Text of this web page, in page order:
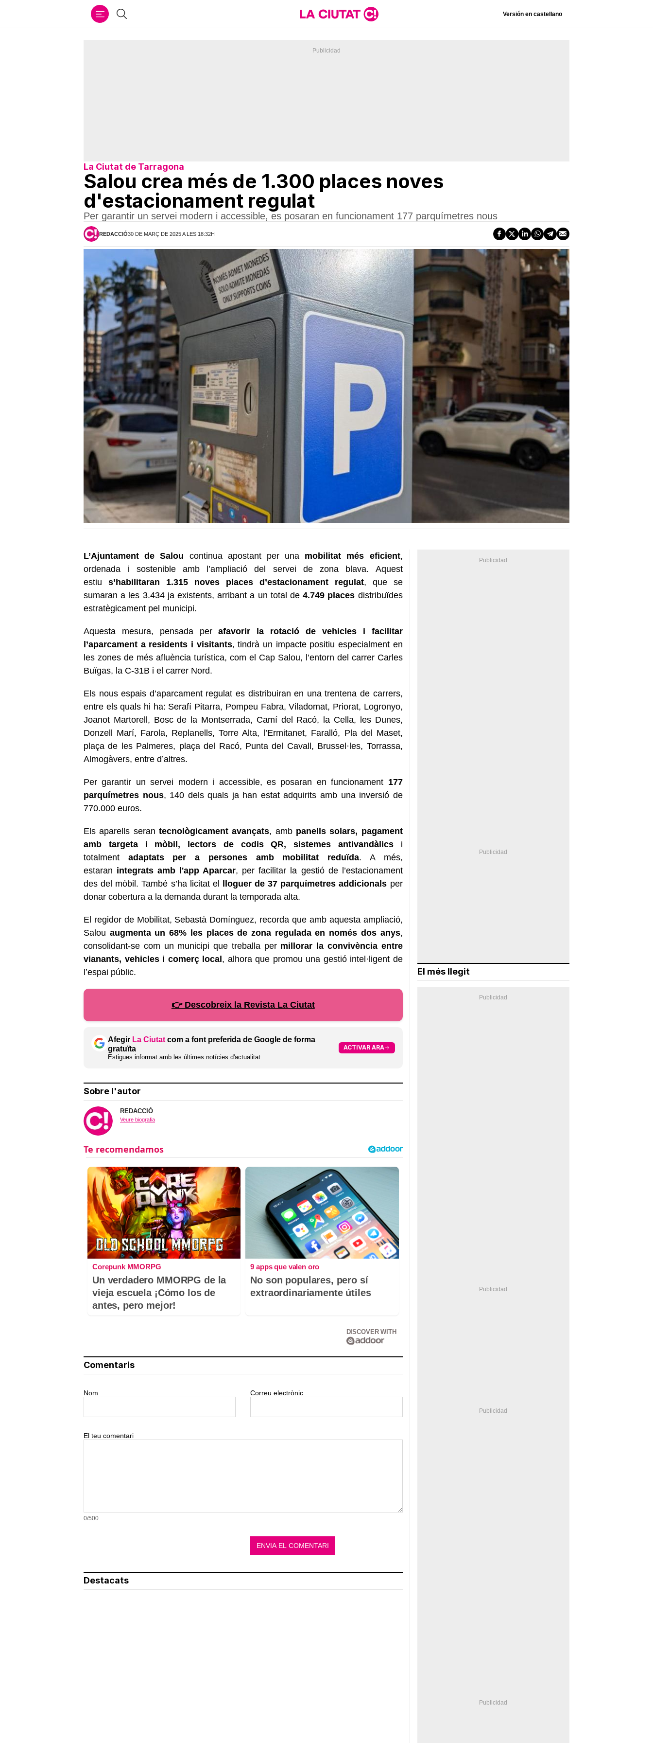
Cercar Versión en castellano
La Ciutat de Tarragona
Salou crea més de 1.300 places noves
d'estacionament regulat
Per garantir un servei modern i accessible, es posaran en funcionament 177 parquímetres nous
REDACCIÓ30 DE MARÇ DE 2025 A LES 18:32H
L’Ajuntament de Salou continua apostant per una mobilitat més eficient,
ordenada i sostenible amb l’ampliació del servei de zona blava. Aquest
estiu s’habilitaran 1.315 noves places d’estacionament regulat, que se
sumaran a les 3.434 ja existents, arribant a un total de4.749 places distribuïdes
estratègicament pel municipi.
Aquesta mesura, pensada perafavorir la rotació de vehicles i facilitar
l’aparcament a residents i visitants, tindrà un impacte positiu especialment en
les zones de més afluència turística, com el Cap Salou, l’entorn del carrer Carles
Buïgas, la C-31B i el carrer Nord.
Els nous espais d’aparcament regulat es distribuiran en una trentena de carrers,
entre els quals hi ha: Serafí Pitarra, Pompeu Fabra, Viladomat, Priorat, Logronyo,
Joanot Martorell, Bosc de la Montserrada, Camí del Racó, la Cella, les Dunes,
Donzell Marí, Farola, Replanells, Torre Alta, l’Ermitanet, Faralló, Pla del Maset,
plaça de les Palmeres, plaça del Racó, Punta del Cavall, Brussel·les, Torrassa,
Almogàvers, entre d’altres.
Per garantir un servei modern i accessible, es posaran en funcionament 177
parquímetres nous, 140 dels quals ja han estat adquirits amb una inversió de
770.000 euros.
Els aparells seran tecnològicament avançats, amb panells solars, pagament
amb targeta i mòbil, lectors de codis QR, sistemes antivandàlicsi
totalment adaptats per a persones amb mobilitat reduïda. A més,
estaran integrats amb l'app Aparcar, per facilitar la gestió de l’estacionament
des del mòbil. També s’ha licitat el lloguer de 37 parquímetres addicionals per
donar cobertura a la demanda durant la temporada alta.
El regidor de Mobilitat, Sebastà Domínguez, recorda que amb aquesta ampliació,
Salou augmenta un 68% les places de zona regulada en només dos anys,
consolidant-se com un municipi que treballa per millorar la convivència entre
vianants, vehicles i comerç local, alhora que promou una gestió intel·ligent de
l’espai públic.
👉 Descobreix la Revista La Ciutat
Afegir La Ciutat com a font preferida de Google de forma
gratuïta
Estigues informat amb les últimes notícies d'actualitat
ACTIVAR ARA
Sobre l'autor
REDACCIÓ
Veure biografia
Corepunk MMORPG
Un verdadero MMORPG de la
vieja escuela ¡Cómo los de
antes, pero mejor!
9 apps que valen oro
No son populares, pero sí
extraordinariamente útiles
DISCOVER WITH
Comentaris
Nom Correu electrònic
El teu comentari
0/500
Destacats
El més llegit